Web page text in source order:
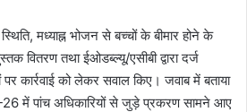
स्थिति, मध्याह्न भोजन से बच्चों के बीमार होने के
वितरण तथा ईओडब्ल्यू/एसीबी द्वारा दर्ज
कार्रवाई को लेकर सवाल किए। जवाब में बताया
में पांच अधिकारियों से जुड़े प्रकरण सामने आए